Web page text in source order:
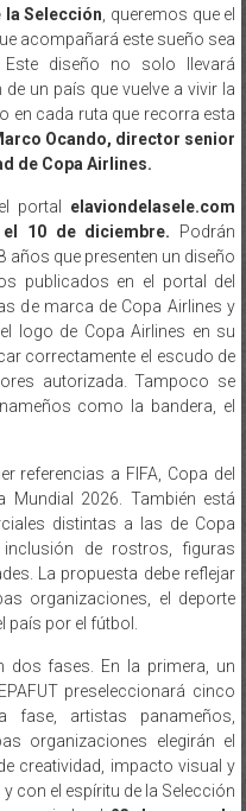
Selección , queremos que el
acompañará este sueño sea
diseño no solo llevará
un país que vuelve a vivir la
en cada ruta que recorra esta
Ocando, director senior
de Copa Airlines.
portal elaviondelasele.com
10 de diciembre. Podrán
que presenten un diseño
publicados en el portal del
de marca de Copa Airlines y
logo de Copa Airlines en su
correctamente el escudo de
autorizada. Tampoco se
como la bandera, el
referencias a FIFA, Copa del
Mundial 2026. También está
distintas a las de Copa
de rostros, figuras
La propuesta debe reflejar
organizaciones, el deporte
por el fútbol.
dos fases. En la primera, un
preseleccionará cinco
fase, artistas panameños,
organizaciones elegirán el
creatividad, impacto visual y
con el espíritu de la Selección